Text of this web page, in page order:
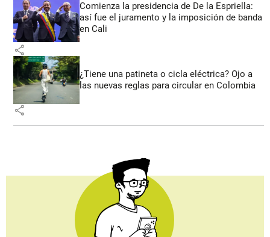
Comienza la presidencia de De la Espriella:
así fue el juramento y la imposición de banda
en Cali
share
¿Tiene una patineta o cicla eléctrica? Ojo a
las nuevas reglas para circular en Colombia
share